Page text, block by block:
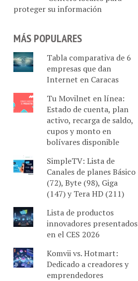
proteger su información
MÁS POPULARES
Tabla comparativa de 6
empresas que dan
Internet en Caracas
Tu Movilnet en línea:
Estado de cuenta, plan
activo, recarga de saldo,
cupos y monto en
bolívares disponible
SimpleTV: Lista de
Canales de planes Básico
(72), Byte (98), Giga
(147) y Tera HD (211)
Lista de productos
innovadores presentados
en el CES 2026
Komvii vs. Hotmart:
Dedicado a creadores y
emprendedores